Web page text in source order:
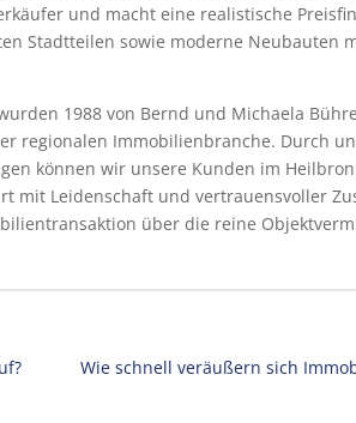
und macht eine realistische
Stadtteilen sowie moderne Neubauten
1988 von Bernd und Michaela
regionalen Immobilienbranche. Durch
können wir unsere Kunden im
mit Leidenschaft und vertrauensvoller
über die reine
Wie schnell veräußern sich